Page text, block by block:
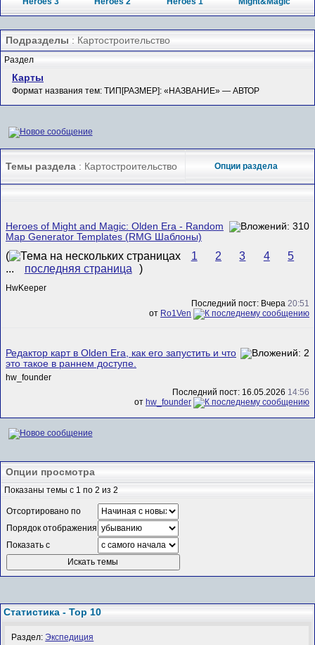
Подразделы : Картостроительство
Раздел
Карты
Формат названия тем: ТИП[РАЗМЕР]: «НАЗВАНИЕ» — АВТОР
Темы раздела : Картостроительство Опции раздела
Heroes of Might and Magic: Olden Era - Random
Map Generator Templates (RMG Шаблоны)
( 1 2 3 4
5
...
последняя страница )
HwKeeper
Последний пост: Вчера 20:51
от Ro1Ven
Редактор карт в Olden Era, как его запустить и что
это такое в раннем доступе.
hw_founder
Последний пост: 16.05.2026 14:56
от hw_founder
Опции просмотра
Показаны темы с 1 по 2 из 2
Отсортировано по
Порядок отображения
Показать с
Статистика - Top 10
Раздел:Экспедиция